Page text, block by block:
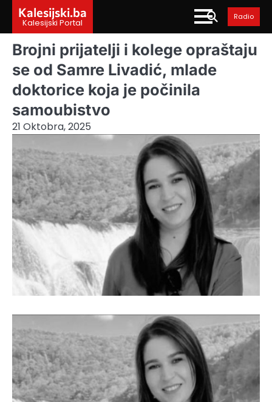
content
Kalesijski.ba
Kalesijski Portal
Radio
Brojni prijatelji i kolege opraštaju
se od Samre Livadić, mlade
doktorice koja je počinila
samoubistvo
21 Oktobra, 2025